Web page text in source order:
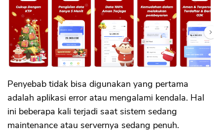
Penyebab tidak bisa digunakan yang pertama
adalah aplikasi error atau mengalami kendala. Hal
ini beberapa kali terjadi saat sistem sedang
maintenance atau servernya sedang penuh.